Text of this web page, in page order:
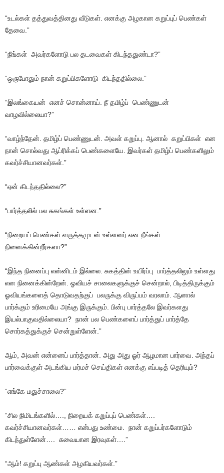
“உடல்கள் தத்துவத்தினது வீடுகள். எனக்கு அழகான கறுப்புப் பெண்கள்
தேவை.”
“நீங்கள் அவர்களோடு பல தடவைகள் கிடந்ததுண்டா?”
“ஒருபோதும் நான் கறுப்பிகளோடு கிடந்ததில்லை.”
“இலங்கையன் எனச் சொன்னாய். நீ தமிழ்ப் பெண்ணுடன்
வாழவில்லையா?”
“வாழ்ந்தேன். தமிழ்ப் பெண்ணுடன். அவள் கறுப்பு. ஆனால் கறுப்பிகள் என
நான் சொல்வது ஆப்ரிக்கப் பெண்களையே. இவர்கள் தமிழ்ப் பெண்களிலும்
கவர்ச்சியானவர்கள்.”
“ஏன் கிடந்ததில்லை?”
“பார்த்தலில் பல சுகங்கள் உள்ளன.”
“நிறையப் பெண்கள் வருத்தமுடன் உள்ளனர் என நீங்கள்
நினைக்கின்றீர்களா?”
“இந்த நினைப்பு என்னிடம் இல்லை. சுகத்தின் உயிர்ப்பு பார்த்தலிலும் உள்ளது
என நினைக்கின்றேன். ஓவியச் சாலைகளுக்குச் சென்றால், பிடித்திருக்கும்
ஓவியங்களைத் தொடுவதற்குப் பலருக்கு விருப்பம் வரலாம். ஆனால்
பார்க்கும் உரிமையே அங்கு இருக்கும். பின்பு பார்த்தலே இவர்களது
இயல்பாகுவதில்லையா? நான் பல பெண்களைப் பார்த்துப் பார்த்தே
சொர்கத்துக்குச் சென்றுள்ளேன்.”
ஆம், அவன் என்னைப் பார்த்தான். அது அது ஓர் ஆழமான பார்வை. அந்தப்
பார்வைக்குள் அடங்கிய மர்மச் செய்திகள் எனக்கு எப்படித் தெரியும்?
“எங்கே மதுச்சாலை?”
“சில நிமிடங்களில்…., நிறையக் கறுப்புப் பெண்கள்….
கவர்ச்சியானவர்கள்…… என்பது உண்மை. நான் கறுப்பர்களோடும்
கிடந்துள்ளேன்…. சுவையான இரவுகள்….”
“ஆம்! கறுப்பு ஆண்கள் அழகியவர்கள்.”